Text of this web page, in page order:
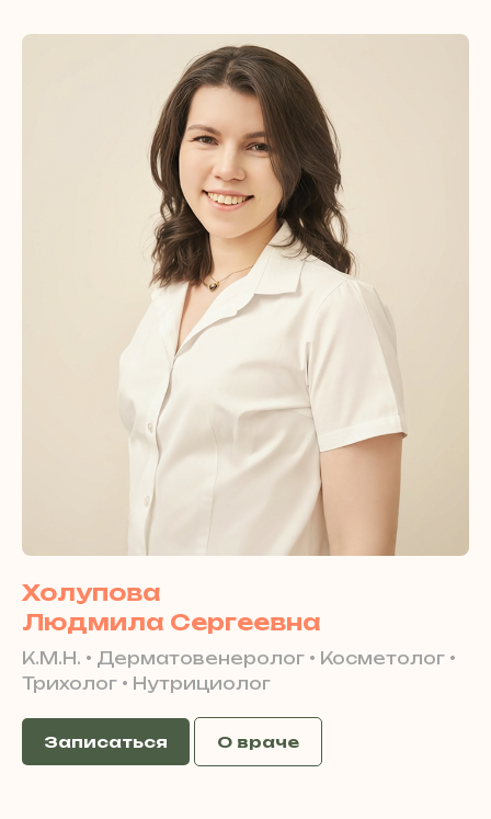
Холупова
Людмила Сергеевна
К.М.Н. • Дерматовенеролог • Косметолог •
Трихолог • Нутрициолог
Записаться О враче